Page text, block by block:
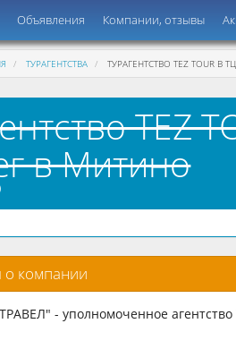
Объявления Компании, отзывы
ТУРАГЕНТСТВА ТУРАГЕНТСТВО TEZ TOUR В
TEZ
в Митино
компании
- уполномоченное агентство